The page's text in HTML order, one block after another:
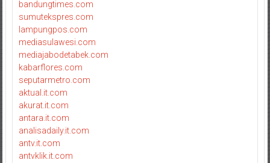
bandungtimes.com
sumutekspres.com
lampungpos.com
mediasulawesi.com
mediajabodetabek.com
kabarflores.com
seputarmetro.com
aktual.it.com
akurat.it.com
antara.it.com
analisadaily.it.com
antv.it.com
antvklik.it.com